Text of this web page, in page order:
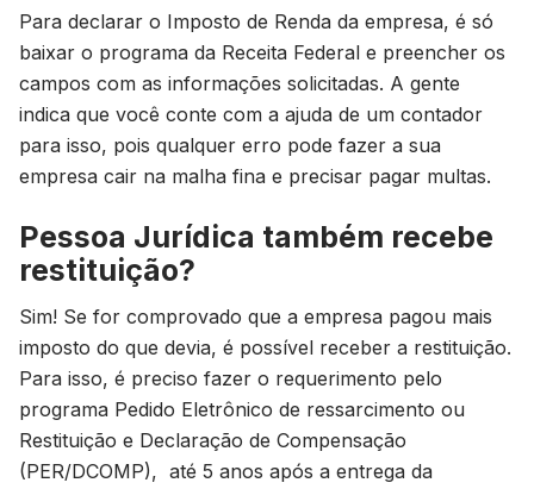
Para declarar o Imposto de Renda da empresa, é só
baixar o programa da Receita Federal e preencher os
campos com as informações solicitadas. A gente
indica que você conte com a ajuda de um contador
para isso, pois qualquer erro pode fazer a sua
empresa cair na malha fina e precisar pagar multas.
Pessoa Jurídica também recebe
restituição?
Sim! Se for comprovado que a empresa pagou mais
imposto do que devia, é possível receber a restituição.
Para isso, é preciso fazer o requerimento pelo
programa Pedido Eletrônico de ressarcimento ou
Restituição e Declaração de Compensação
(PER/DCOMP), até 5 anos após a entrega da